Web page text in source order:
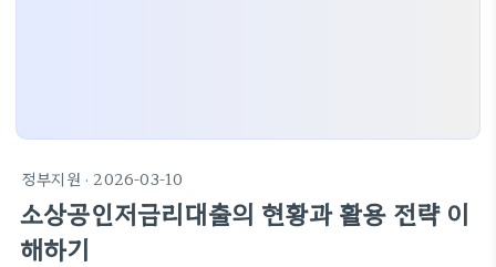
정부지원 · 2026-03-10
소상공인저금리대출의 현황과 활용 전략 이
해하기